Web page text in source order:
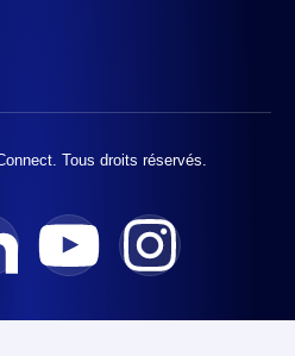
Tous droits réservés.